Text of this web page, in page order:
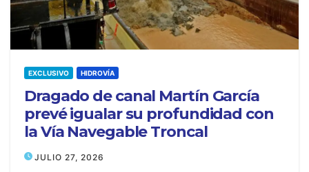
EXCLUSIVO HIDROVÍA
Dragado de canal Martín García
prevé igualar su profundidad con
la Vía Navegable Troncal
JULIO 27, 2026